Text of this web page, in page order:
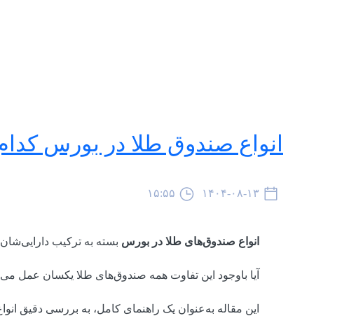
انواع صندوق طلا در بورس
انواع صندوق‌های طلا در بورس بسته به ترکیب دارایی‌شان
آیا باوجود این تفاوت همه صندوق‌های طلا یکسان
این مقاله به‌عنوان یک راهنمای کامل، به بررسی دقیق